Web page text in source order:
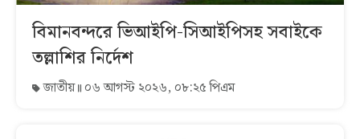
বিমানবন্দরে ভিআইপি-সিআইপিসহ সবাইকে
তল্লাশির নির্দেশ
জাতীয় ০৬ আগস্ট ২০২৬, ০৮:২৫ পিএম